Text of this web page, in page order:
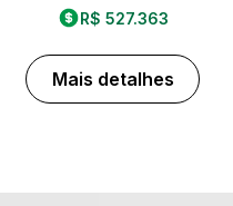
R$ 527.363
Mais detalhes